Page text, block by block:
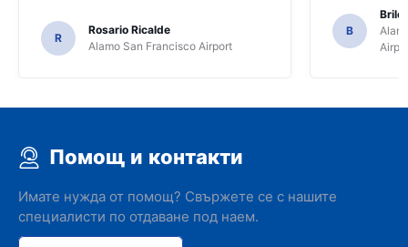
R
Rosario Ricalde
Alamo San Francisco Airport
B
Помощ и контакти
Имате нужда от помощ? Свържете се с нашите
специалисти по отдаване под наем.